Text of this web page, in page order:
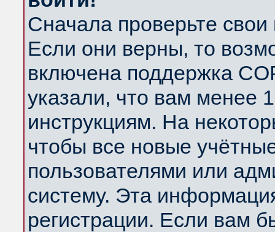
Сначала проверьте
Если они верны, то
включена поддержка
указали, что вам менее
инструкциям. На
чтобы все новые
пользователями или
систему. Эта
регистрации. Если вам